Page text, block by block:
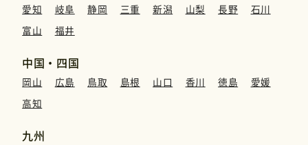
愛知 岐阜 静岡 三重 新潟 山梨 長野
石川
富山
福井
中国・四国
岡山 広島 鳥取 島根 山口 香川 徳島
愛媛
高知
九州